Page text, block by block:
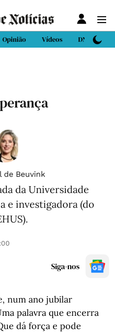
Opinião Vídeos DN Sport
de Beuvink
da Universidade
e investigadora (do
Siga-nos
num ano jubilar
palavra que encerra
dá força e pode